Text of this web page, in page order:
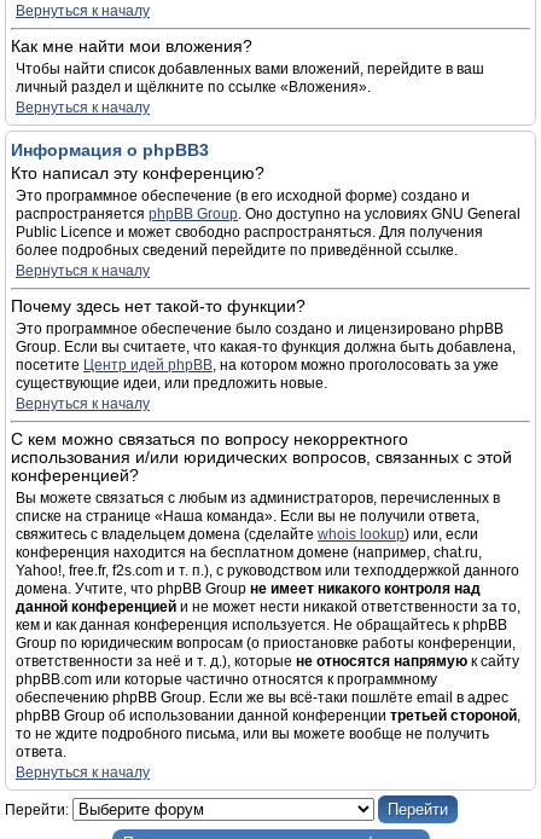
Вернуться к началу
Как мне найти мои вложения?
Чтобы найти список добавленных вами вложений, перейдите в ваш
личный раздел и щёлкните по ссылке «Вложения».
Вернуться к началу
Информация о phpBB3
Кто написал эту конференцию?
Это программное обеспечение (в его исходной форме) создано и
распространяется phpBB Group. Оно доступно на условиях GNU General
Public Licence и может свободно распространяться. Для получения
более подробных сведений перейдите по приведённой ссылке.
Вернуться к началу
Почему здесь нет такой-то функции?
Это программное обеспечение было создано и лицензировано phpBB
Group. Если вы считаете, что какая-то функция должна быть добавлена,
посетите Центр идей phpBB, на котором можно проголосовать за уже
существующие идеи, или предложить новые.
Вернуться к началу
С кем можно связаться по вопросу некорректного
использования и/или юридических вопросов, связанных с этой
конференцией?
Вы можете связаться с любым из администраторов, перечисленных в
списке на странице «Наша команда». Если вы не получили ответа,
свяжитесь с владельцем домена (сделайте whois lookup) или, если
конференция находится на бесплатном домене (например, chat.ru,
Yahoo!, free.fr, f2s.com и т. п.), с руководством или техподдержкой данного
домена. Учтите, что phpBB Group не имеет никакого контроля над
данной конференцией и не может нести никакой ответственности за то,
кем и как данная конференция используется. Не обращайтесь к phpBB
Group по юридическим вопросам (о приостановке работы конференции,
ответственности за неё и т. д.), которые не относятся напрямую к сайту
phpBB.com или которые частично относятся к программному
обеспечению phpBB Group. Если же вы всё-таки пошлёте email в адрес
phpBB Group об использовании данной конференции третьей стороной,
то не ждите подробного письма, или вы можете вообще не получить
ответа.
Вернуться к началу
Перейти: